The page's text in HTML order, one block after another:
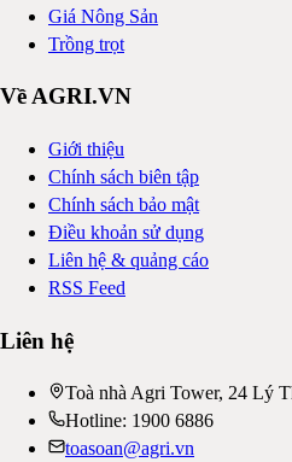
Giá Nông Sản
Trồng trọt
Về AGRI.VN
Giới thiệu
Chính sách biên tập
Chính sách bảo mật
Điều khoản sử dụng
Liên hệ & quảng cáo
RSS Feed
Liên hệ
Toà nhà Agri Tower, 24 Lý
Hotline: 1900 6886
toasoan@agri.vn